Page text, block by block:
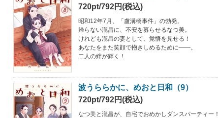
720pt/792円(税込)
昭和12年7月、「盧溝橋事件」の勃発。
帰らない瀧昌に、不安を募らせるなつ美。
けれども瀧昌の妻として、覚悟を見せる！
あなたをまた笑顔で抱きしめるために――。
二人の絆が輝く！
波うららかに、めおと日和（9）
720pt/792円(税込)
なつ美と瀧昌が、自宅でおめかしダンスパーティー！